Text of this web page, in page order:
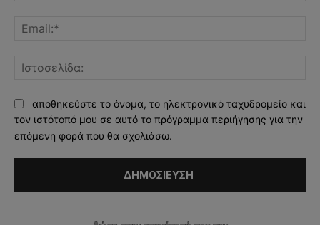
αποθηκεύστε το όνομα, το ηλεκτρονικό ταχυδρομείο και
τον ιστότοπό μου σε αυτό το πρόγραμμα περιήγησης για την
επόμενη φορά που θα σχολιάσω.